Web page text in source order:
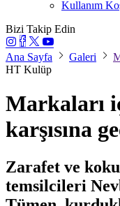
Kullanım
Bizi Takip Edin
Ana Sayfa Galeri
HT Kulüp
Markaları
karşısına
Zarafet ve koku
temsilcileri